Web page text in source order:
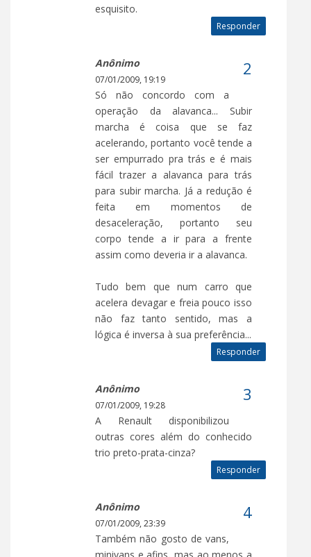
esquisito.
Responder
Anônimo
07/01/2009, 19:19
Só não concordo com a
operação da alavanca... Subir
marcha é coisa que se faz
acelerando, portanto você tende a
ser empurrado pra trás e é mais
fácil trazer a alavanca para trás
para subir marcha. Já a redução é
feita em momentos de
desaceleração, portanto seu
corpo tende a ir para a frente
assim como deveria ir a alavanca.
Tudo bem que num carro que
acelera devagar e freia pouco isso
não faz tanto sentido, mas a
lógica é inversa à sua preferência...
Responder
Anônimo
07/01/2009, 19:28
A Renault disponibilizou
outras cores além do conhecido
trio preto-prata-cinza?
Responder
Anônimo
07/01/2009, 23:39
Também não gosto de vans,
minivans e afins, mas ao menos a